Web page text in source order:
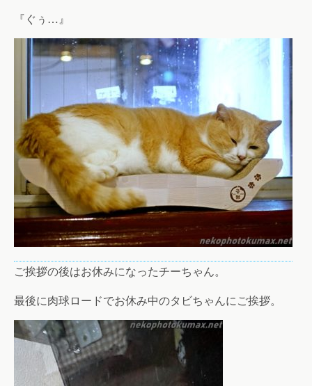
『ぐぅ…』
ご挨拶の後はお休みになったチーちゃん。
最後に肉球ロードでお休み中のタビちゃんにご挨拶。